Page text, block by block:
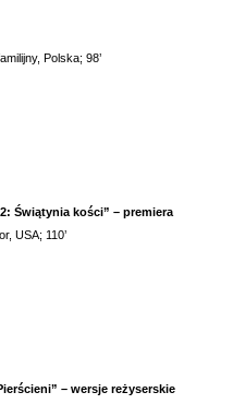
Polska; 98’
Świątynia kości” – premiera
USA; 110’
– wersje reżyserskie